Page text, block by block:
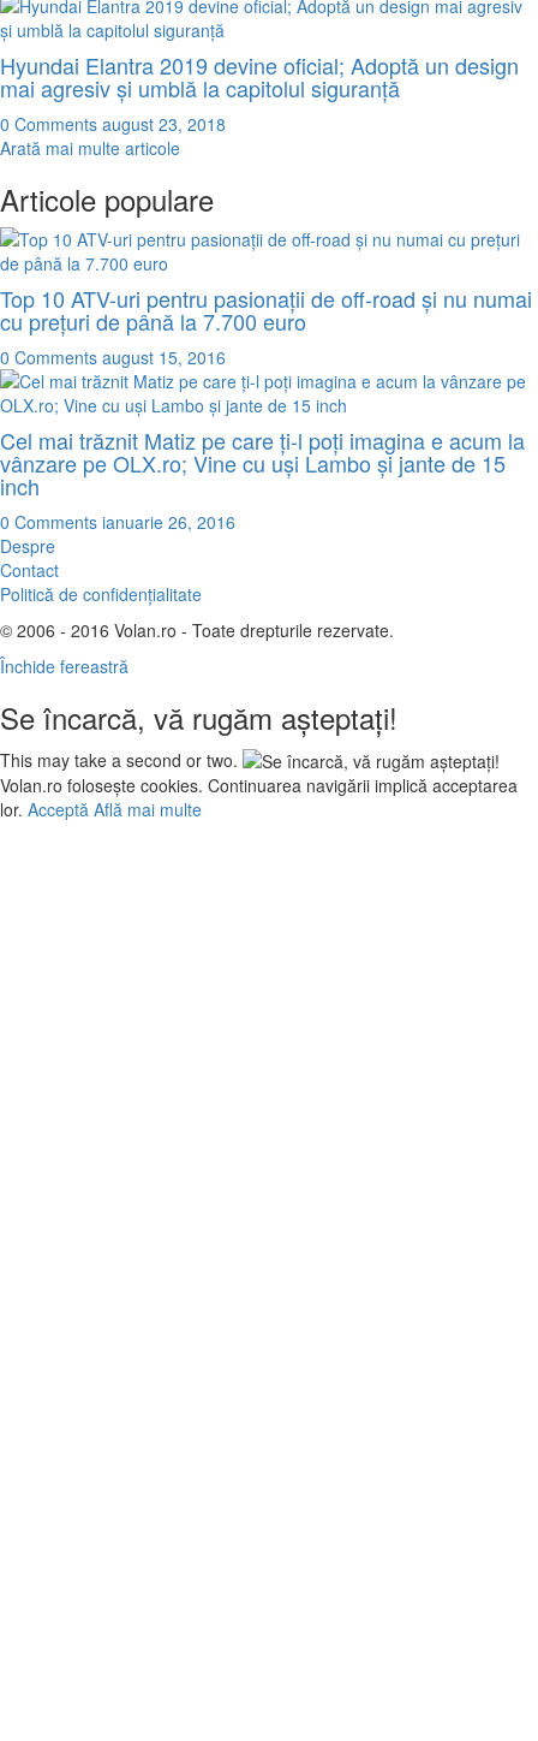
Hyundai Elantra 2019 devine oficial; Adoptă un design
mai agresiv și umblă la capitolul siguranță
0 Comments august 23, 2018
Arată mai multe articole
Articole populare
Top 10 ATV-uri pentru pasionații de off-road și nu numai
cu prețuri de până la 7.700 euro
0 Comments august 15, 2016
Cel mai trăznit Matiz pe care ţi-l poţi imagina e acum la
vânzare pe OLX.ro; Vine cu uşi Lambo şi jante de 15
inch
0 Comments ianuarie 26, 2016
Despre
Contact
Politică de confidențialitate
© 2006 - 2016 Volan.ro - Toate drepturile rezervate.
Închide fereastră
Se încarcă, vă rugăm așteptați!
This may take a second or two.
Volan.ro folosește cookies. Continuarea navigării implică acceptarea
lor. Acceptă Află mai multe